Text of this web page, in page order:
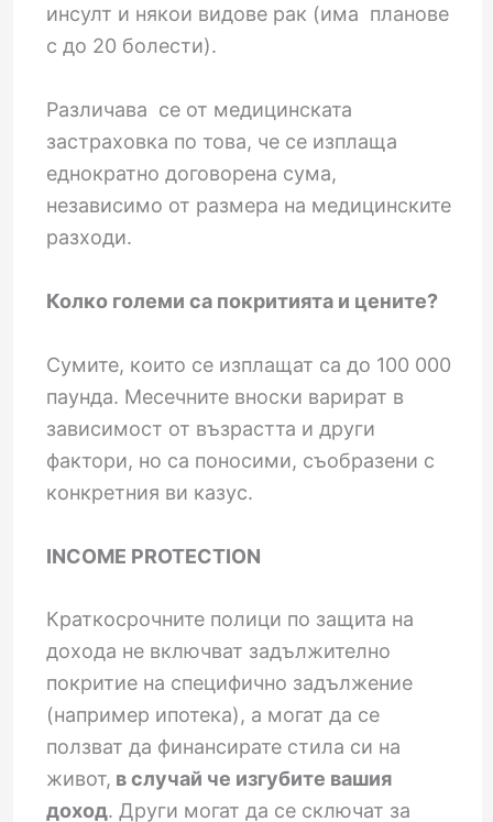
инсулт и някои видове рак (има планове
с до 20 болести).
Различава се от медицинската
застраховка по това, че се изплаща
еднократно договорена сума,
независимо от размера на медицинските
разходи.
Колко големи са покритията и цените?
Сумите, които се изплащат са до 100 000
паунда. Месечните вноски варират в
зависимост от възрастта и други
фактори, но са поносими, съобразени с
конкретния ви казус.
INCOME PROTECTION
Краткосрочните полици по защита на
дохода не включват задължително
покритие на специфично задължение
(например ипотека), а могат да се
ползват да финансирате стила си на
живот, в случай че изгубите вашия
доход. Други могат да се сключат за